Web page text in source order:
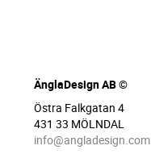
ÄnglaDesign AB ©
Östra Falkgatan 4
431 33 MÖLNDAL
info@angladesign.com